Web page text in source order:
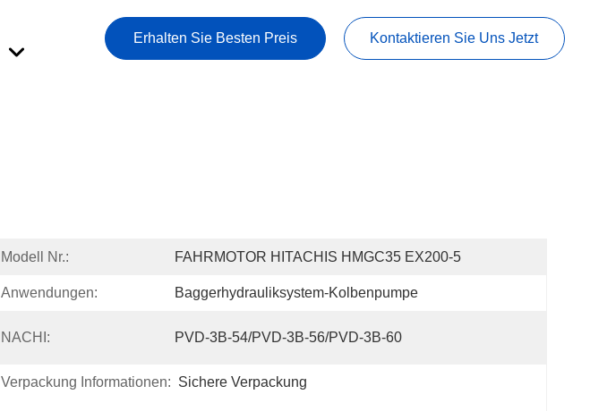
Erhalten Sie Besten Preis Kontaktieren Sie Uns Jetzt
Modell Nr.: FAHRMOTOR HITACHIS HMGC35 EX200-5
Anwendungen: Baggerhydrauliksystem-Kolbenpumpe
NACHI: PVD-3B-54/PVD-3B-56/PVD-3B-60
Verpackung Informationen: Sichere Verpackung